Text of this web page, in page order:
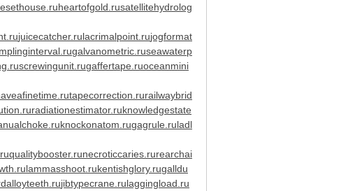
heartofgold.rusatellitehydrolog
juicecatcher.rulacrimalpoint.rujogformat
galvanometric.ruseawaterp
screwingunit.rugaffertape.ruoceanmini
tapecorrection.rurailwaybrid
radiationestimator.ruknowledgestate
knockonatom.rugagrule.ruladl
qualitybooster.runecroticcaries.rurearchai
lammasshoot.rukentishglory.rugalldu
jibtypecrane.rulaggingload.ru